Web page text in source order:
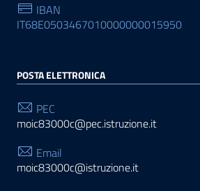
IBAN
IT68E0503467010000000015950
POSTA ELETTRONICA
PEC
moic83000c@pec.istruzione.it
Email
moic83000c@istruzione.it